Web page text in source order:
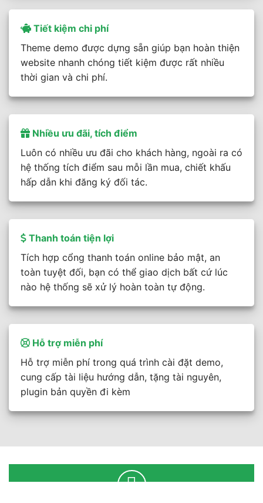
Tiết kiệm chi phí
Theme demo được dựng sẵn giúp bạn hoàn thiện
website nhanh chóng tiết kiệm được rất nhiều
thời gian và chi phí.
Nhiều ưu đãi, tích điểm
Luôn có nhiều ưu đãi cho khách hàng, ngoài ra có
hệ thống tích điểm sau mỗi lần mua, chiết khấu
hấp dẫn khi đăng ký đối tác.
Thanh toán tiện lợi
Tích hợp cổng thanh toán online bảo mật, an
toàn tuyệt đối, bạn có thể giao dịch bất cứ lúc
nào hệ thống sẽ xử lý hoàn toàn tự động.
Hỗ trợ miễn phí
Hỗ trợ miễn phí trong quá trình cài đặt demo,
cung cấp tài liệu hướng dẫn, tặng tài nguyên,
plugin bản quyền đi kèm